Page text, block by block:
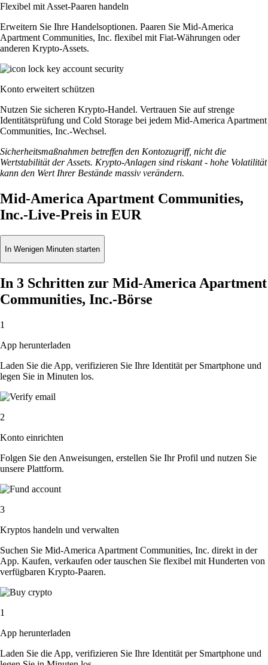
Flexibel mit Asset-Paaren handeln
Erweitern Sie Ihre Handelsoptionen. Paaren Sie Mid-America
Apartment Communities, Inc. flexibel mit Fiat-Währungen oder
anderen Krypto-Assets.
Konto erweitert schützen
Nutzen Sie sicheren Krypto-Handel. Vertrauen Sie auf strenge
Identitätsprüfung und Cold Storage bei jedem Mid-America Apartment
Communities, Inc.-Wechsel.
Sicherheitsmaßnahmen betreffen den Kontozugriff, nicht die
Wertstabilität der Assets. Krypto-Anlagen sind riskant - hohe Volatilität
kann den Wert Ihrer Bestände massiv verändern.
Mid-America Apartment Communities,
Inc.-Live-Preis in EUR
In Wenigen Minuten starten
In 3 Schritten zur Mid-America Apartment
Communities, Inc.-Börse
1
App herunterladen
Laden Sie die App, verifizieren Sie Ihre Identität per Smartphone und
legen Sie in Minuten los.
2
Konto einrichten
Folgen Sie den Anweisungen, erstellen Sie Ihr Profil und nutzen Sie
unsere Plattform.
3
Kryptos handeln und verwalten
Suchen Sie Mid-America Apartment Communities, Inc. direkt in der
App. Kaufen, verkaufen oder tauschen Sie flexibel mit Hunderten von
verfügbaren Krypto-Paaren.
1
App herunterladen
Laden Sie die App, verifizieren Sie Ihre Identität per Smartphone und